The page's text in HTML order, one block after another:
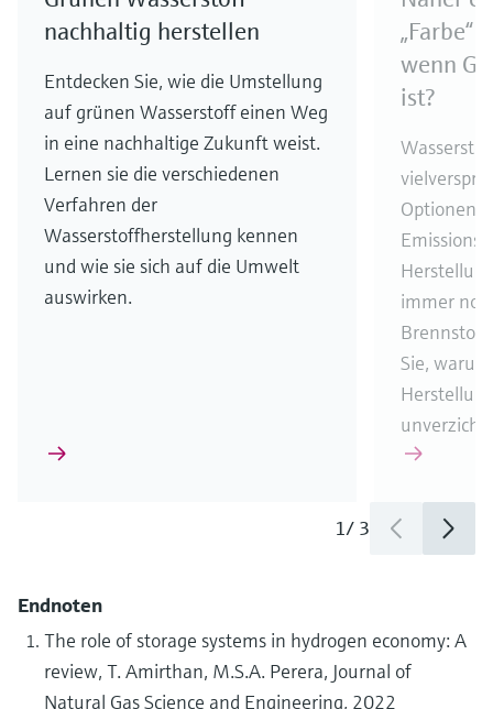
nachhaltig herstellen
Entdecken Sie, wie die Umstellung
auf grünen Wasserstoff einen Weg
in eine nachhaltige Zukunft weist.
Lernen sie die verschiedenen
Verfahren der
Wasserstoffherstellung kennen
und wie sie sich auf die Umwelt
auswirken.
„Farbe“
wenn
ist?
Optionen
immer
Sie,
1/ 3
Endnoten
The role of storage systems in hydrogen economy: A
review, T. Amirthan, M.S.A. Perera, Journal of
Natural Gas Science and Engineering, 2022